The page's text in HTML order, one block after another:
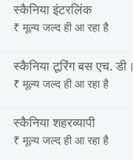
स्कैनिया इंटरलिंक
₹ मूल्य जल्द ही आ रहा है
स्कैनिया टूरिंग बस एच. डी।
₹ मूल्य जल्द ही आ रहा है
स्कैनिया शहरव्यापी
₹ मूल्य जल्द ही आ रहा है